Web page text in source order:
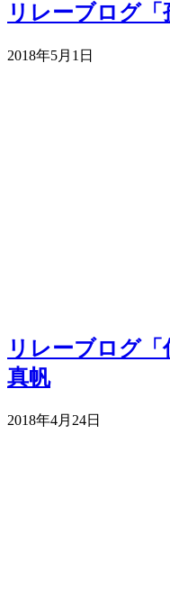
リレーブログ
2018年5月1日
リレーブログ「
真帆
2018年4月24日